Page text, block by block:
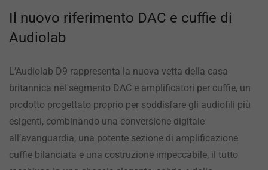
Il nuovo riferimento DAC e cuffie di
Audiolab
L’Audiolab D9 rappresenta la nuova vetta della casa
britannica nel segmento DAC e amplificatori per cuffie, un
prodotto progettato proprio per soddisfare gli audiofili più
esigenti, combinando una conversione digitale
all’avanguardia, una potente sezione di amplificazione
cuffie bilanciata e una costruzione impeccabile, il tutto